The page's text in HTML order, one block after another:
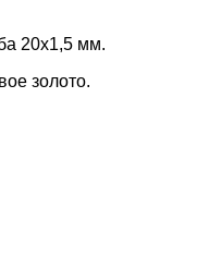
20х1,5 мм.
золото.